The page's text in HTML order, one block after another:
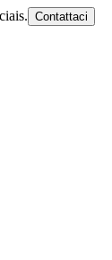
Contattaci